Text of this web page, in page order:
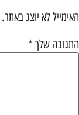
האימייל לא יוצג באתר.
התגובה שלך *